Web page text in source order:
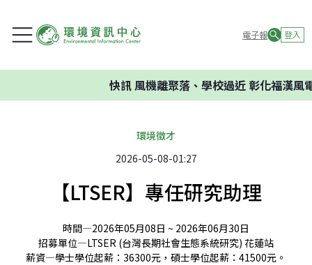
電子報 登入
快訊風機離聚落、學校過近 彰化福漢風
環境徵才
2026-05-08-01:27
【LTSER】專任研究助理
時間—2026年05月08日 ~ 2026年06月30日
招募單位—LTSER (台灣長期社會生態系統研究) 花蓮站
薪資—學士學位起薪：36300元，碩士學位起薪：41500元。